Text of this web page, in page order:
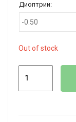
Диоптрии:
Out of stock